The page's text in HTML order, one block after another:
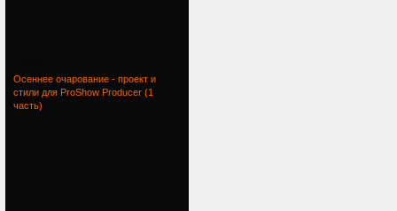
Осеннее очарование - проект и
стили для ProShow Producer (1
часть)